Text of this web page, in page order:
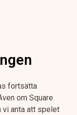
fortsätta
om Square
vi anta att spelet